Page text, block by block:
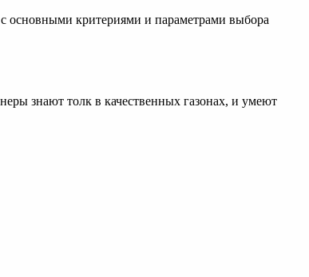
основными критериями и параметрами выбора
знают толк в качественных газонах, и умеют